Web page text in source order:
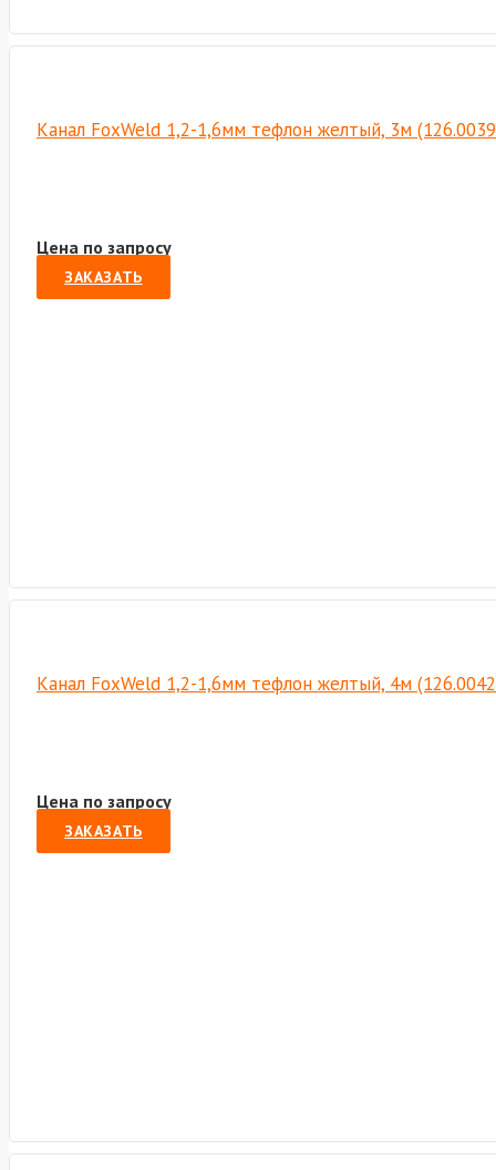
Канал FoxWeld 1,2-1,6мм тефлон желтый, 3м
Цена по запросу
ЗАКАЗАТЬ
Канал FoxWeld 1,2-1,6мм тефлон желтый, 4м
Цена по запросу
ЗАКАЗАТЬ